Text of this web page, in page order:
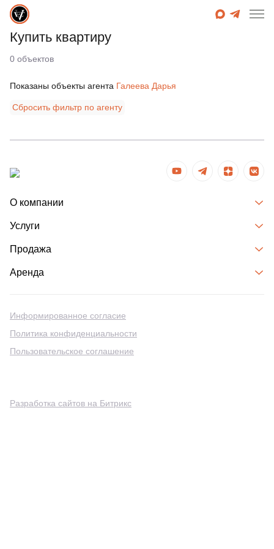
Купить квартиру
0 объектов
Показаны объекты агента Галеева Дарья
Сбросить фильтр по агенту
О компании
Услуги
Продажа
Аренда
Информированное согласие
Политика конфиденциальности
Пользовательское соглашение
Разработка сайтов на Битрикс